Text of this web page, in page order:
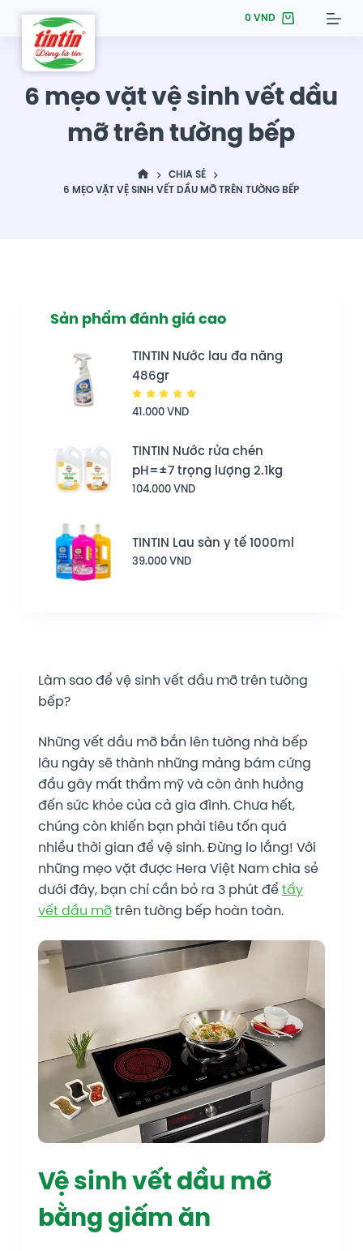
S
0VND
6 mẹo vặt vệ sinh vết dầu
mỡ trên tường bếp
CHIA SẺ
6 MẸO VẶT VỆ SINH VẾT DẦU MỠ TRÊN TƯỜNG BẾP
Làm sao để vệ sinh vết dầu mỡ trên tường
bếp?
Những vết dầu mỡ bắn lên tường nhà bếp
lâu ngày sẽ thành những mảng bám cứng
đầu gây mất thẩm mỹ và còn ảnh hưởng
đến sức khỏe của cả gia đình. Chưa hết,
chúng còn khiến bạn phải tiêu tốn quá
nhiều thời gian để vệ sinh. Đừng lo lắng! Với
những mẹo vặt được Hera Việt Nam chia sẻ
dưới đây, bạn chỉ cần bỏ ra 3 phút đểtẩy
vết dầu mỡtrên tường bếp hoàn toàn.
Vệ sinh vết dầu mỡ
bằng giấm ăn
Sản phẩm đánh giá cao
TINTIN Nước lau đa năng
486gr
xếp hạng
41.000VND
TINTIN Nước rửa chén
pH=±7 trọng lượng 2.1kg
104.000VND
TINTIN Lau sàn y tế 1000ml
39.000VND